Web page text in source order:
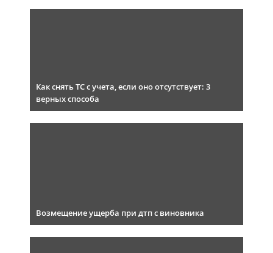
Как снять ТС с учета, если оно отсутствует: 3
верных способа
Возмещение ущерба при дтп с виновника